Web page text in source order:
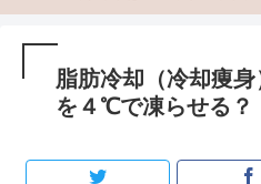
脂肪冷却（冷却痩
を４℃で凍らせる？